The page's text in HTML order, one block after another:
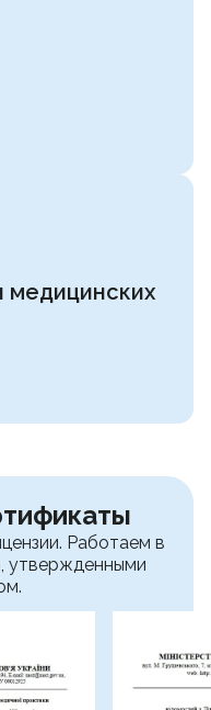
медицинских
Работаем в
утвержденными